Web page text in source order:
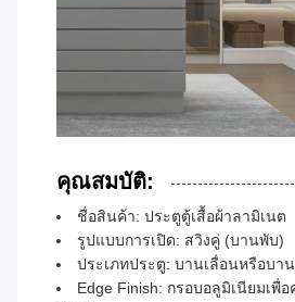
คุณสมบัติ:
ชื่อสินค้า: ประตูตู้เสื้อผ้าลามิเนต
รูปแบบการเปิด: สวิงคู่ (บานพับ)
ประเภทประตู: บานเลื่อนหรือบา
Edge Finish: กรอบอลูมิเนียมเพื่